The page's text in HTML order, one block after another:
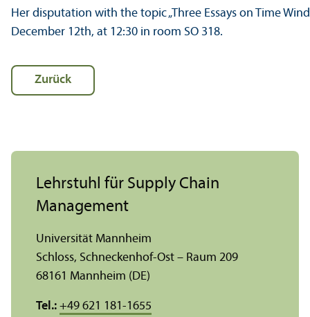
Her disputation with the topic „Three Essays on Time
December 12th, at 12:30 in room SO 318.
Zurück
Lehr­stuhl für Supply Chain
Management
Universität Mannheim
Schloss, Schneckenhof-Ost – Raum 209
68161 Mannheim (DE)
Tel.: +49 621 181-1655